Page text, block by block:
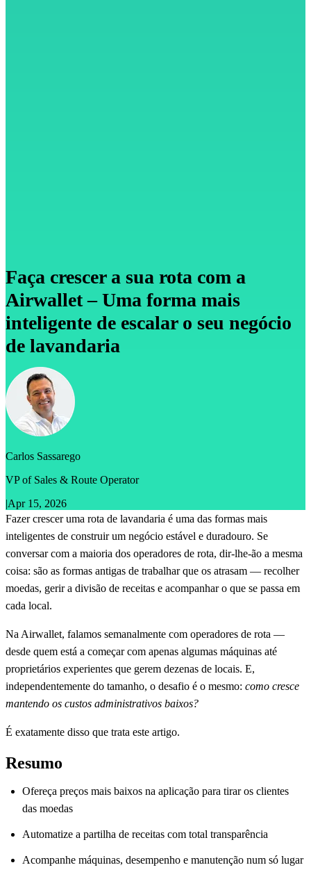
Faça crescer a sua rota com a
Airwallet – Uma forma mais
inteligente de escalar o seu negócio
de lavandaria
Carlos Sassarego
VP of Sales & Route Operator
|Apr 15, 2026
Fazer crescer uma rota de lavandaria é uma das formas mais
inteligentes de construir um negócio estável e duradouro. Se
conversar com a maioria dos operadores de rota, dir-lhe-ão a mesma
coisa: são as formas antigas de trabalhar que os atrasam — recolher
moedas, gerir a divisão de receitas e acompanhar o que se passa em
cada local.
Na Airwallet, falamos semanalmente com operadores de rota —
desde quem está a começar com apenas algumas máquinas até
proprietários experientes que gerem dezenas de locais. E,
independentemente do tamanho, o desafio é o mesmo: como cresce
mantendo os custos administrativos baixos?
É exatamente disso que trata este artigo.
Resumo
Ofereça preços mais baixos na aplicação para tirar os clientes
das moedas
Automatize a partilha de receitas com total transparência
Acompanhe máquinas, desempenho e manutenção num só lugar